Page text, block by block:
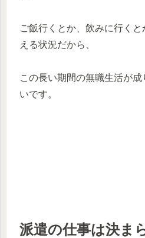
ご飯行くとか、飲みに行く
える状況だから、
この長い期間の無職生活が
いです。
派遣の仕事は決ま